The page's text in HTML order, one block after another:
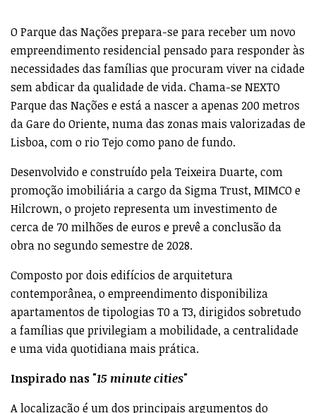
O Parque das Nações prepara-se para receber um novo
empreendimento residencial pensado para responder às
necessidades das famílias que procuram viver na cidade
sem abdicar da qualidade de vida. Chama-se NEXTO
Parque das Nações e está a nascer a apenas 200 metros
da Gare do Oriente, numa das zonas mais valorizadas de
Lisboa, com o rio Tejo como pano de fundo.
Desenvolvido e construído pela Teixeira Duarte, com
promoção imobiliária a cargo da Sigma Trust, MIMCO e
Hilcrown, o projeto representa um investimento de
cerca de 70 milhões de euros e prevê a conclusão da
obra no segundo semestre de 2028.
Composto por dois edifícios de arquitetura
contemporânea, o empreendimento disponibiliza
apartamentos de tipologias T0 a T3, dirigidos sobretudo
a famílias que privilegiam a mobilidade, a centralidade
e uma vida quotidiana mais prática.
Inspirado nas "15 minute cities"
A localização é um dos principais argumentos do